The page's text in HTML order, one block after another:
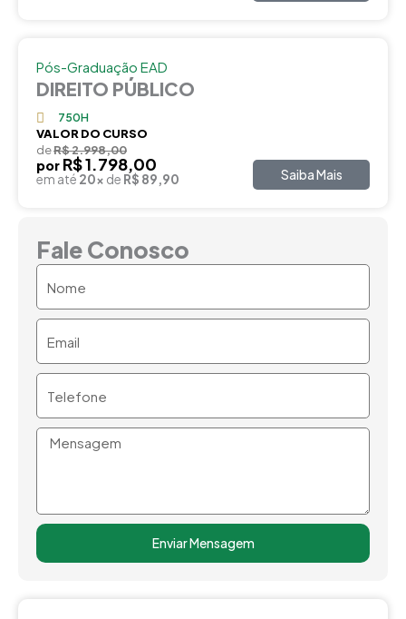
Pós-Graduação EAD
DIREITO PÚBLICO
750H
VALOR DO CURSO
deR$ 2.998,00
por R$ 1.798,00
em até 20x de R$ 89,90 Saiba Mais
Fale Conosco
Mensagem
Enviar Mensagem